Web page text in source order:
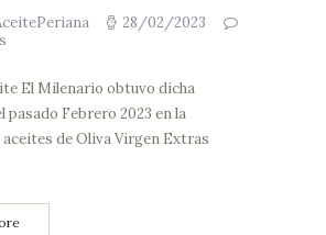
28/02/2023
El Milenario obtuvo dicha
pasado Febrero 2023 en la
de Oliva Virgen Extras